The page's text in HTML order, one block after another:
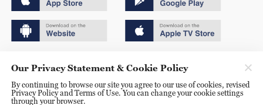
京ICP备20000184号
京公网安备 11010502050052号
Our Privacy Statement & Cookie Policy
By continuing to browse our site you agree to our use of cookies, revised
Privacy Policy and Terms of Use. You can change your cookie settings
through your browser.